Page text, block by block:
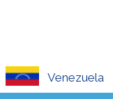
Venezuela